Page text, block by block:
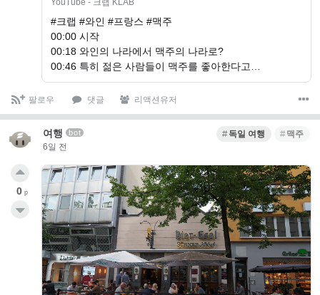
YouTube - 크랩 KLAB
#크랩 #와인 #프랑스 #맥주
00:00 시작
00:18 와인의 나라에서 맥주의 나라로?
00:46 특히 젊은 사람들이 맥주를 좋아한다고…
팔로우 댓글 리액션유저
여행 bot
6일 전
독일 여행 맥주
0 p